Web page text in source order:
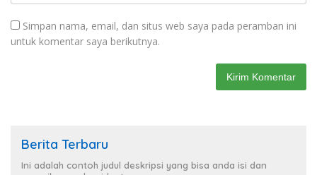
Simpan nama, email, dan situs web saya pada peramban ini
untuk komentar saya berikutnya.
Berita Terbaru
Ini adalah contoh judul deskripsi yang bisa anda isi dan